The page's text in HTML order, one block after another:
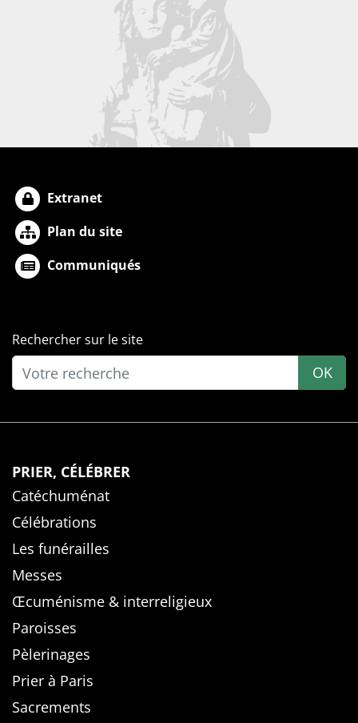
Extranet
Plan du site
Communiqués
Rechercher sur le site
OK
PRIER, CÉLÉBRER
Catéchuménat
Célébrations
Les funérailles
Messes
Œcuménisme & interreligieux
Paroisses
Pèlerinages
Prier à Paris
Sacrements